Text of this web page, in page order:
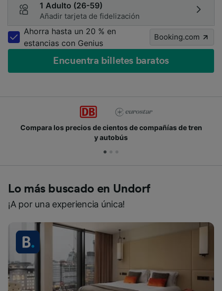
1 Adulto (26-59)
Añadir tarjeta de fidelización
Ahorra hasta un 20 % en
estancias con Genius
Booking.com
Encuentra billetes baratos
cientos de compañías de tren
Únete a los
Lo más buscado en Undorf
¡A por una experiencia única!